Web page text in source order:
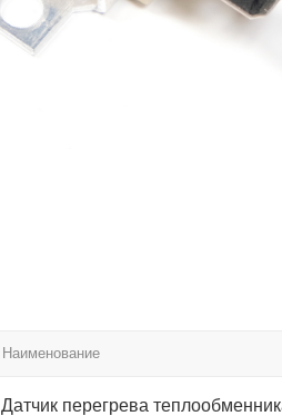
Наименование
Датчик перегрева